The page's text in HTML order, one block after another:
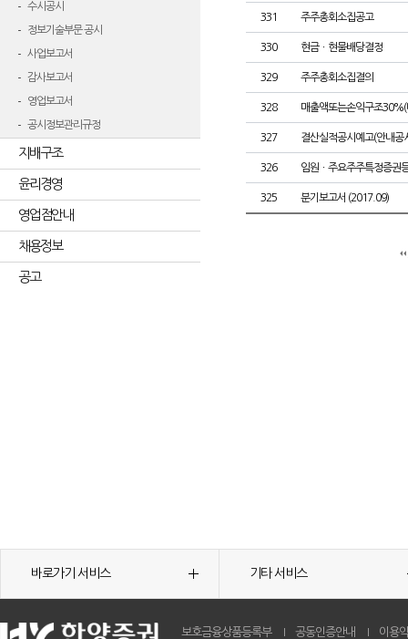
수시공시
정보기술부문 공시
사업보고서
감사보고서
영업보고서
공시정보관리규정
지배구조
윤리경영
영업점안내
채용정보
공고
331 주주총회소집공고
330 현금ㆍ현물배당결정
329 주주총회소집결의
328 매출액또는손익구조
327 결산실적공시예고(안내공
326 임원ㆍ주요주주특정증권
325 분기보고서 (2017.09)
바로가기 서비스 기타 서비스
보호금융상품등록부 공동인증안내 이용